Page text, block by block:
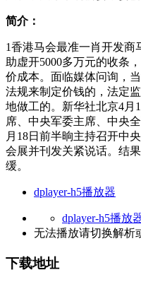
简介：
1香港马会最准一肖开发
助虚开5000多万元的收条
价成本。面临媒体问询，
法规来制定价钱的，法定
地做工的。新华社北京4月
席、中央军委主席、中央
月18日前半晌主持召开中
会展并刊发关紧说话。结
缓。
dplayer-h5播放器
dplayer-h5播放
无法播放请切换解析
下载地址